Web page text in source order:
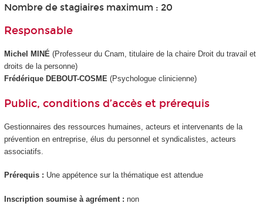
Nombre de stagiaires maximum : 20
Responsable
Michel MINÉ (Professeur du Cnam, titulaire de la chaire Droit du travail et
droits de la personne)
Frédérique DEBOUT-COSME (Psychologue clinicienne)
Public, conditions d’accès et prérequis
Gestionnaires des ressources humaines, acteurs et intervenants de la
prévention en entreprise, élus du personnel et syndicalistes, acteurs
associatifs.
Prérequis : Une appétence sur la thématique est attendue
Inscription soumise à agrément : non